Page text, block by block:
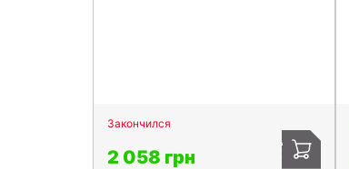
Закончился
2 058 грн